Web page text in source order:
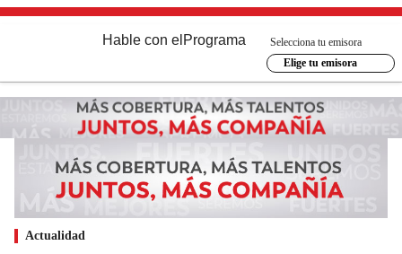
Hable con el Programa
Selecciona tu emisora
Elige tu emisora
Actualidad